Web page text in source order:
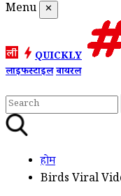
Menu ✕
QUICKLY
लाइफस्टाइलवायरल
होम
Birds Viral